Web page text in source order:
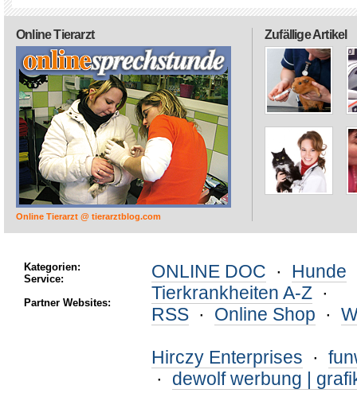
Zufällige Artikel
Online Tierarzt
Online Tierarzt @ tierarztblog.com
Kategorien:
Service:
Partner Websites:
ONLINE DOC · Hunde
Tierkrankheiten A-Z ·
RSS · Online Shop ·
Hirczy Enterprises ·
· dewolf werbung |